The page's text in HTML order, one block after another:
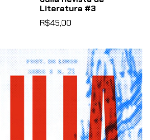
Literatura #3
R$45,00